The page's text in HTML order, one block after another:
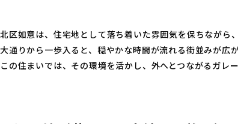
北区如意は、住宅地として落ち着いた雰囲気を保ちながら
大通りから一歩入ると、穏やかな時間が流れる街並みが広が
この住まいでは、その環境を活かし、外へとつながるガレ